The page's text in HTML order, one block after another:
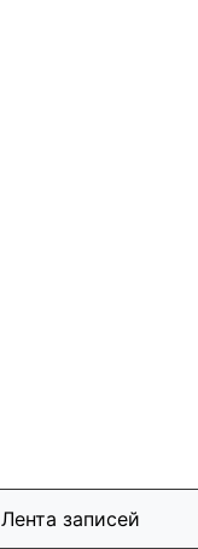
Лента записей